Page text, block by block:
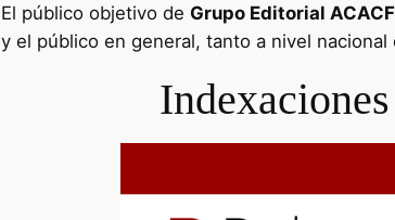
El público objetivo de Grupo Editorial
y el público en general, tanto a nivel nacional
Indexaciones